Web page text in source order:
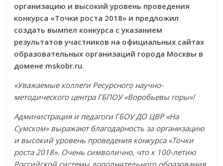
организацию и высокий уровень проведения
конкурса «Точки роста 2018» и предложил
создать вымпел конкурса с указанием
результатов участников на официальных сайтах
образовательных организаций города Москвы в
домене mskobr.ru.
«Уважаемые коллеги Ресурсного научно-
методического центра ГБПОУ «Воробьевы горы»!
Администрация и педагоги ГБОУ ДО ЦВР «На
Сумском» выражают благодарность за организацию
и высокий уровень проведения конкурса «Точки
роста 2018». Очень символично, что к 100-летию
Российской системы дополнительного образования